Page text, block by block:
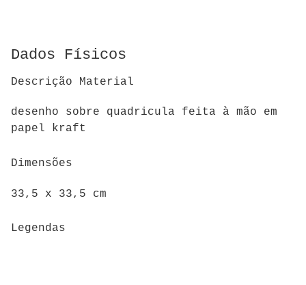
Dados Físicos
Descrição Material
desenho sobre quadricula feita à mão em
papel kraft
Dimensões
33,5 x 33,5 cm
Legendas